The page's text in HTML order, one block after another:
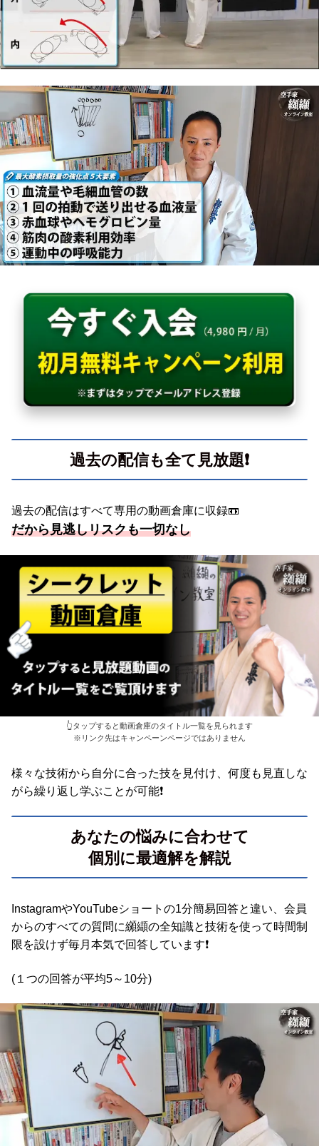
過去の配信も全て見放題❗️
過去の配信はすべて専用の動画倉庫に収録📼
だから見逃しリスクも一切なし
👆️タップすると動画倉庫のタイトル一覧を見られます
※リンク先はキャンペーンページではありません
様々な技術から自分に合った技を見付け、何度も見直しな
がら繰り返し学ぶことが可能❗️
あなたの悩みに合わせて
個別に最適解を解説
InstagramやYouTubeショートの1分簡易回答と違い、会員
からのすべての質問に纐纈の全知識と技術を使って時間制
限を設けず毎月本気で回答しています❗️
(１つの回答が平均5～10分)